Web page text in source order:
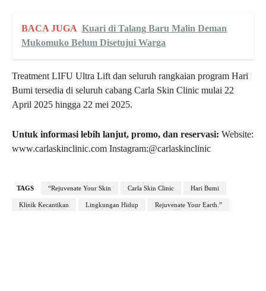
BACA JUGA Kuari di Talang Baru Malin Deman
Mukomuko Belum Disetujui Warga
Treatment LIFU Ultra Lift dan seluruh rangkaian program Hari
Bumi tersedia di seluruh cabang Carla Skin Clinic mulai 22
April 2025 hingga 22 mei 2025.
Untuk informasi lebih lanjut, promo, dan reservasi: Website:
www.carlaskinclinic.com Instagram:@carlaskinclinic
TAGS “Rejuvenate Your Skin Carla Skin Clinic Hari Bumi
Klinik Kecantikan Lingkungan Hidup Rejuvenate Your Earth.”